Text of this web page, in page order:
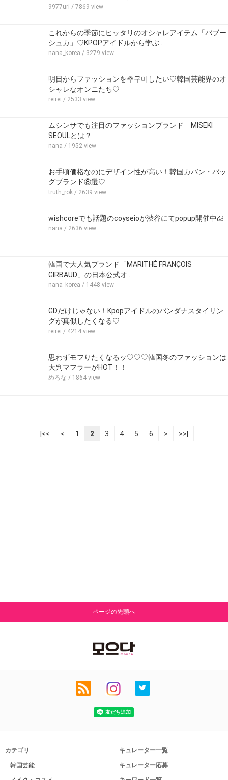
9977uri / 7869 view
これからの季節にピッタリのオシャレアイテム「バブー
シュカ」♡KPOPアイドルから学ぶ…
nana_korea / 3279 view
明日からファッションを추구미したい♡韓国芸能界のオ
シャレなオンニたち♡
reirei / 2533 view
ムシンサでも注目のファッションブランド MISEKI
SEOULとは？
nana / 1952 view
お手頃価格なのにデザイン性が高い！韓国カバン・バッ
グブランド⑧選♡
truth_rok / 2639 view
wishcoreでも話題のcoyseioが渋谷にてpopup開催中໒꒱
nana / 2636 view
韓国で大人気ブランド「MARITHÉ FRANÇOIS
GIRBAUD」の日本公式オ…
nana_korea / 1448 view
GDだけじゃない！Kpopアイドルのバンダナスタイリン
グが真似したくなる♡
reirei / 4214 view
思わずモフりたくなるッ♡♡♡韓国冬のファッションは
大判マフラーがHOT！！
めろな / 1864 view
|<< < 1 2 3 4 5 6 > >>|
ページの先頭へ
カテゴリ
韓国芸能
キュレーター一覧
キュレーター応募